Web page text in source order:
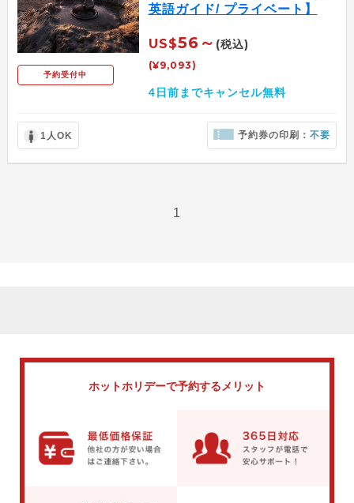
予約受付中
英語ガイド/ プライベート】
US$56～ (税込)
(¥9,093)
4日前までキャンセル無料
1人OK 予約券の印刷：不要
1
ホットホリデーで予約するメリット